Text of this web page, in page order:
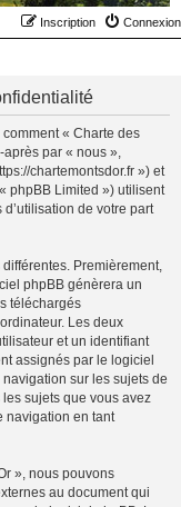
Connexion
Inscription
« Charte des
après par « nous »,
chartemontsdor.fr ») et
phpBB Limited ») utilisent
de votre part
Premièrement,
phpBB génèrera un
téléchargés
Les deux
et un identifiant
assignés par le logiciel
sur les sujets de
sujets que vous avez
navigation en tant
», nous pouvons
au document qui